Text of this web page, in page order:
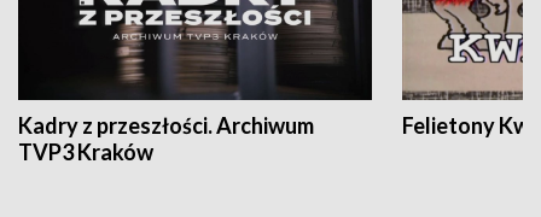
Kadry z przeszłości. Archiwum
TVP3 Kraków
Felietony